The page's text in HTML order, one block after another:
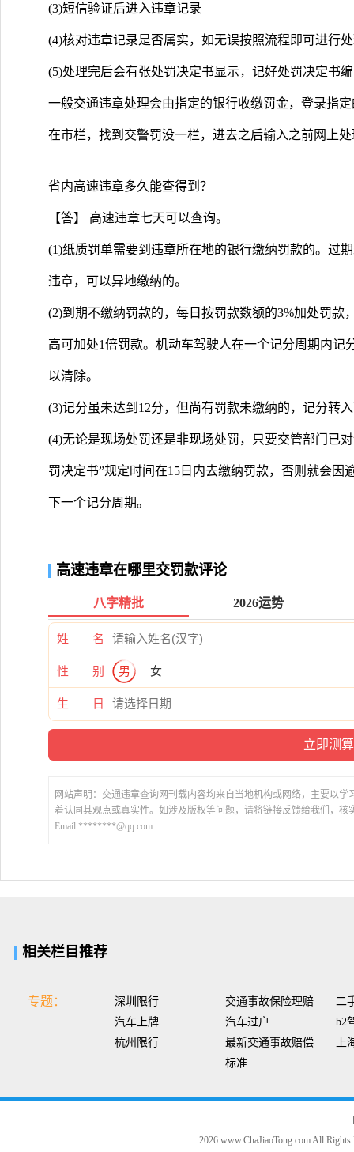
(3)短信验证后进入违章记录
(4)核对违章记录是否属实，如无误按照流程即可进行
(5)处理完后会有张处罚决定书显示，记好处罚决定书
一般交通违章处理会由指定的银行收缴罚金，登录指
在市栏，找到交警罚没一栏，进去之后输入之前网上
省内高速违章多久能查得到？
【答】 高速违章七天可以查询。
(1)纸质罚单需要到违章所在地的银行缴纳罚款的。过
违章，可以异地缴纳的。
(2)到期不缴纳罚款的，每日按罚款数额的3%加处罚
高可加处1倍罚款。机动车驾驶人在一个记分周期内记
以清除。
(3)记分虽未达到12分，但尚有罚款未缴纳的，记分转
(4)无论是现场处罚还是非现场处罚，只要交管部门已
罚决定书”规定时间在15日内去缴纳罚款，否则就会
下一个记分周期。
高速违章在哪里交罚款评论
八字精批 2026运势
姓 名
性 别 男 女
生 日
网站声明：交通违章查询网刊载内容均来自当地机构或网络，主要以
着认同其观点或真实性。如涉及版权等问题，请将链接反馈给我们，核
Email:********@qq.com
相关栏目推荐
专题： 深圳限行 交通事故保险理赔
二
汽车上牌
汽车过户
b2
杭州限行
最新交通事故赔偿
标准
上
2026 www.ChaJiaoTong.com All Rights